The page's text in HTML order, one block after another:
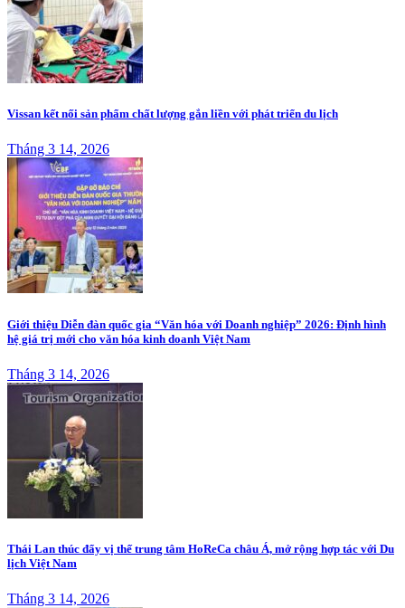
Vissan kết nối sản phẩm chất lượng gắn liền với phát triển du lịch
Tháng 3 14, 2026
Giới thiệu Diễn đàn quốc gia “Văn hóa với Doanh nghiệp” 2026: Định hình
hệ giá trị mới cho văn hóa kinh doanh Việt Nam
Tháng 3 14, 2026
Thái Lan thúc đẩy vị thế trung tâm HoReCa châu Á, mở rộng hợp tác với Du
lịch Việt Nam
Tháng 3 14, 2026